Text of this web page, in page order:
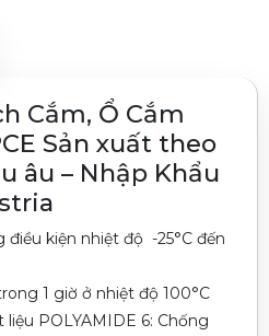
Cắm, Ổ Cắm
Sản xuất theo
âu – Nhập Khẩu
kiện nhiệt độ -25°C đến
1 giờ ở nhiệt độ 100°C
liệu POLYAMIDE 6: Chống